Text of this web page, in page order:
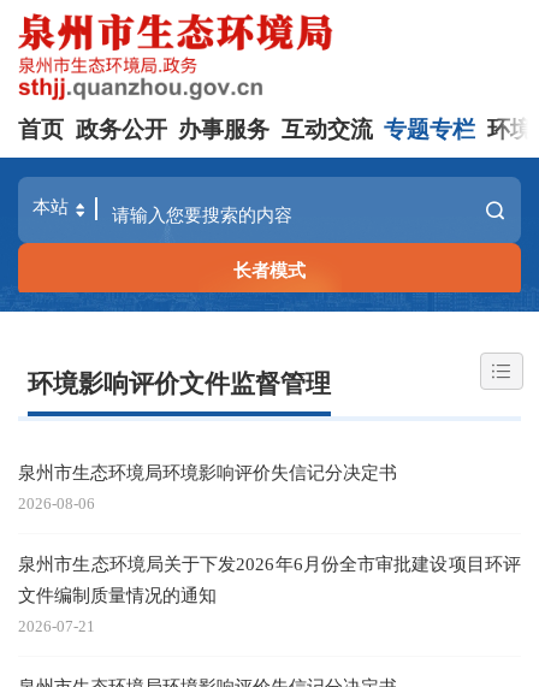
首页 政务公开 办事服务 互动交流 专题专栏 环境
长者模式
环境影响评价文件监督管理
泉州市生态环境局环境影响评价失信记分决定书
2026-08-06
泉州市生态环境局关于下发2026年6月份全市审批建设项目环评
文件编制质量情况的通知
2026-07-21